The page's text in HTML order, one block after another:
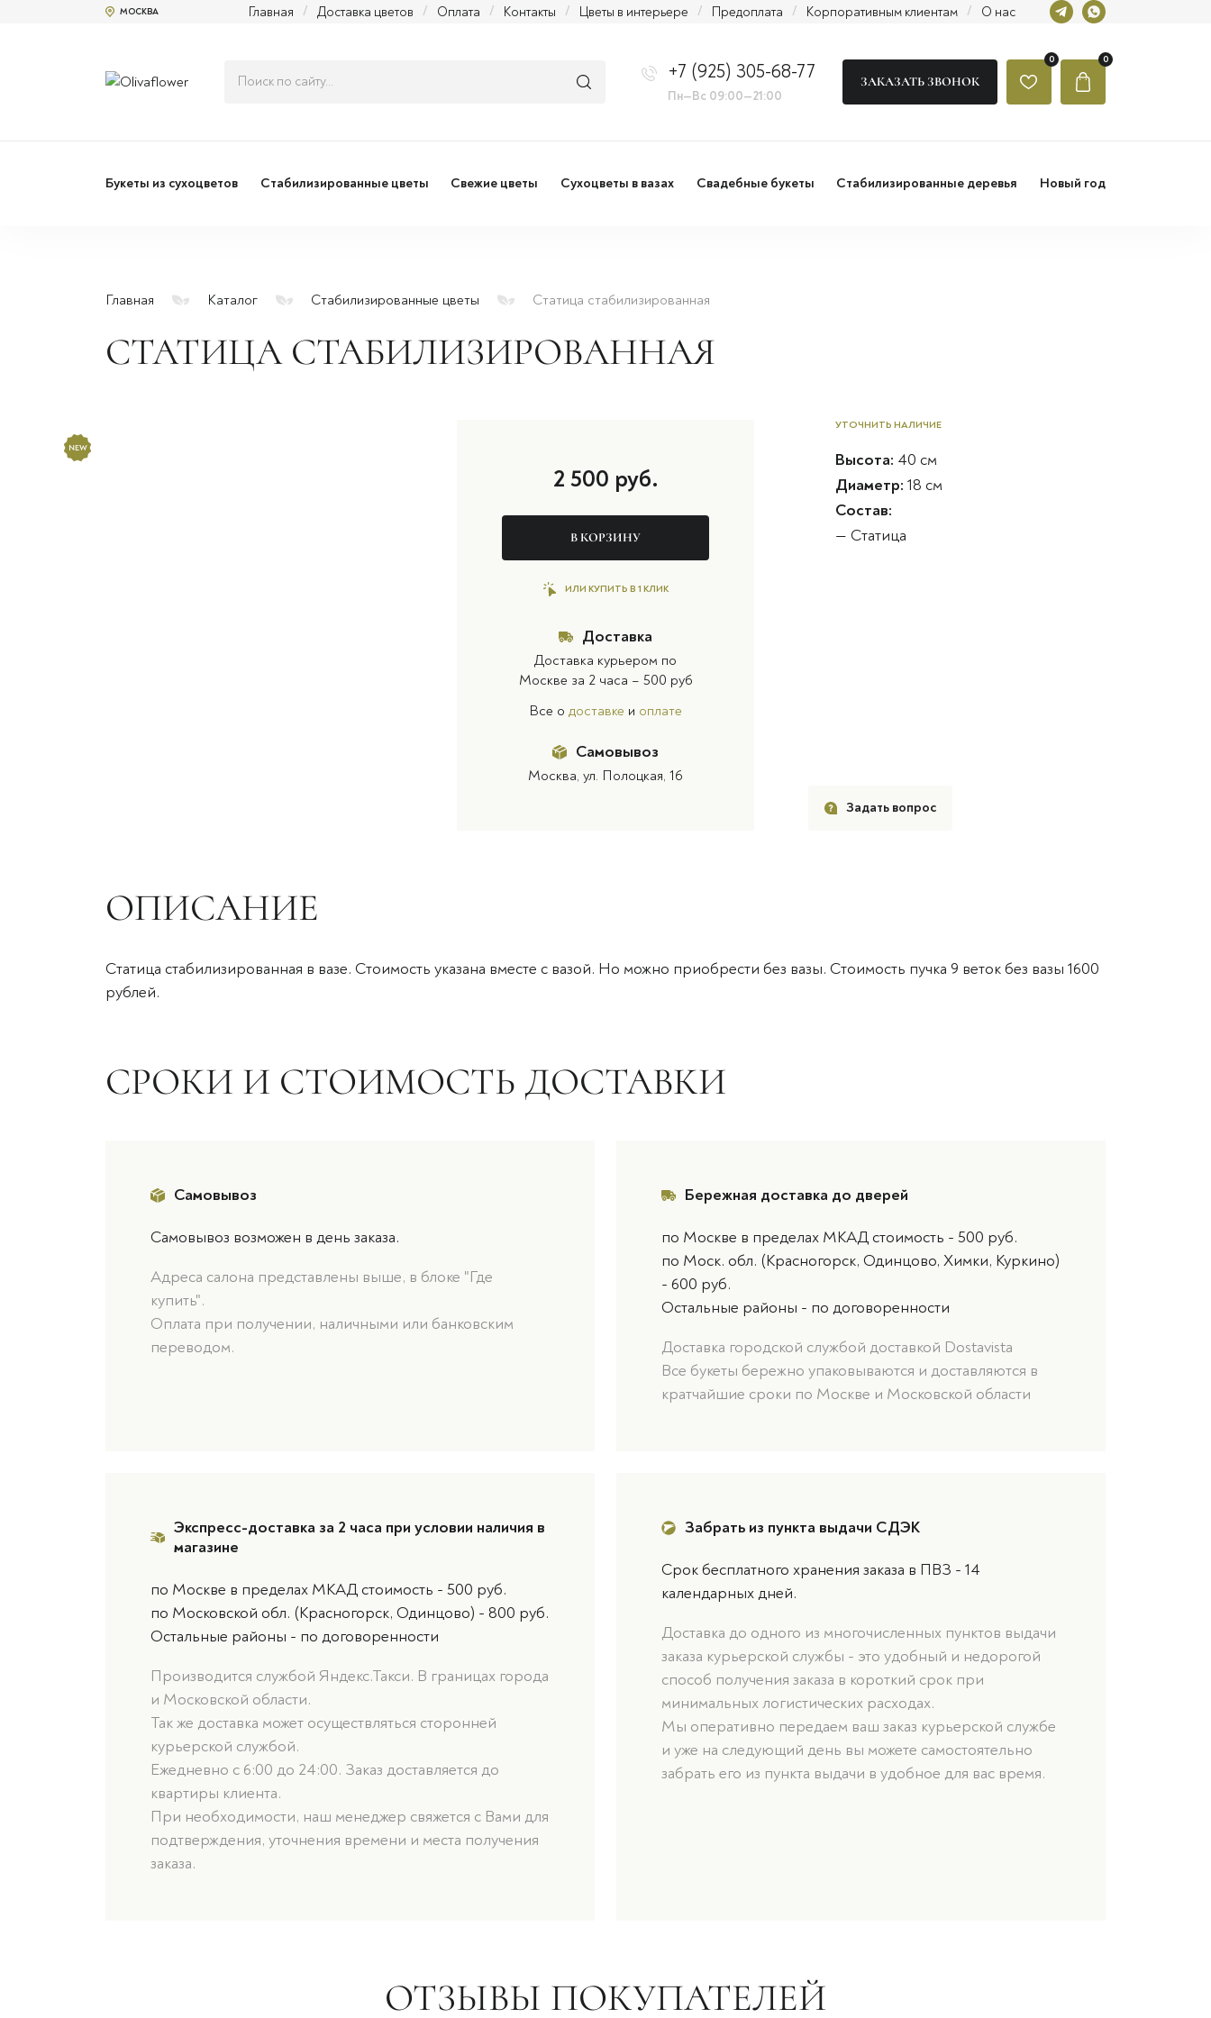
МОСКВА Главная / Доставка цветов / Оплата / Контакты / Цветы в интерьере / Предоплата / Корпоративным клиентам / О нас
+7 (925) 305-68-77
Пн—Вс 09:00—21:00
ЗАКАЗАТЬ ЗВОНОК
0 0
Букеты из сухоцветов Стабилизированные цветы Свежие цветы Сухоцветы в вазах Свадебные букеты Стабилизированные деревья Новый год
Главная Каталог Стабилизированные цветы Статица стабилизированная
СТАТИЦА СТАБИЛИЗИРОВАННАЯ
2 500 руб.
В КОРЗИНУ
ИЛИ КУПИТЬ В 1 КЛИК
Доставка
Доставка курьером по
Москве за 2 часа – 500 руб
Все о доставке и оплате
Самовывоз
Москва, ул. Полоцкая, 16
УТОЧНИТЬ НАЛИЧИЕ
Высота: 40 см
Диаметр: 18 см
Состав:
— Статица
Задать вопрос
ОПИСАНИЕ
Статица стабилизированная в вазе. Стоимость указана вместе с вазой. Но можно приобрести без вазы. Стоимость пучка 9 веток без вазы 1600
рублей.
СРОКИ И СТОИМОСТЬ ДОСТАВКИ
Самовывоз
Самовывоз возможен в день заказа.
Адреса салона представлены выше, в блоке "Где
купить".
Оплата при получении, наличными или банковским
переводом.
Бережная доставка до дверей
по Москве в пределах МКАД стоимость - 500 руб.
по Моск. обл. (Красногорск, Одинцово, Химки, Куркино)
- 600 руб.
Остальные районы - по договоренности
Доставка городской службой доставкой Dostavista
Все букеты бережно упаковываются и доставляются в
кратчайшие сроки по Москве и Московской области
Экспресс-доставка за 2 часа при условии наличия в
магазине
по Москве в пределах МКАД стоимость - 500 руб.
по Московской обл. (Красногорск, Одинцово) - 800 руб.
Остальные районы - по договоренности
Производится службой Яндекс.Такси. В границах города
и Московской области.
Так же доставка может осуществляться сторонней
курьерской службой.
Ежедневно с 6:00 до 24:00. Заказ доставляется до
квартиры клиента.
При необходимости, наш менеджер свяжется с Вами для
подтверждения, уточнения времени и места получения
заказа.
Забрать из пункта выдачи СДЭК
Срок бесплатного хранения заказа в ПВЗ - 14
календарных дней.
Доставка до одного из многочисленных пунктов выдачи
заказа курьерской службы - это удобный и недорогой
способ получения заказа в короткий срок при
минимальных логистических расходах.
Мы оперативно передаем ваш заказ курьерской службе
и уже на следующий день вы можете самостоятельно
забрать его из пункта выдачи в удобное для вас время.
ОТЗЫВЫ ПОКУПАТЕЛЕЙ